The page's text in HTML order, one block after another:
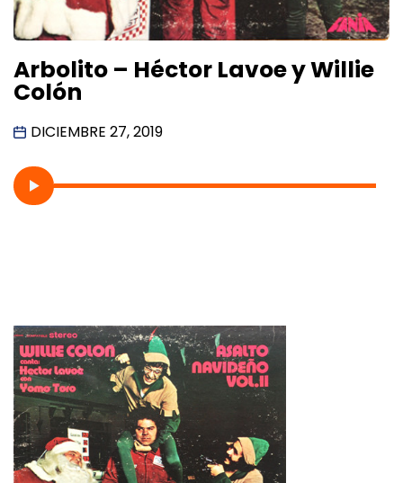
Arbolito – Héctor Lavoe y Willie
Colón
DICIEMBRE 27, 2019